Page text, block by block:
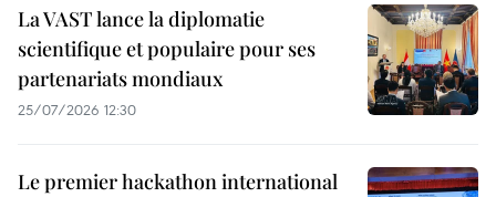
La VAST lance la diplomatie
scientifique et populaire pour ses
partenariats mondiaux
25/07/2026 12:30
Le premier hackathon international